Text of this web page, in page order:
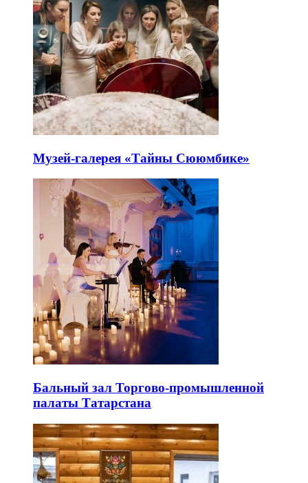
Музей-галерея «Тайны Сююмбике»
Бальный зал Торгово-промышленной
палаты Татарстана